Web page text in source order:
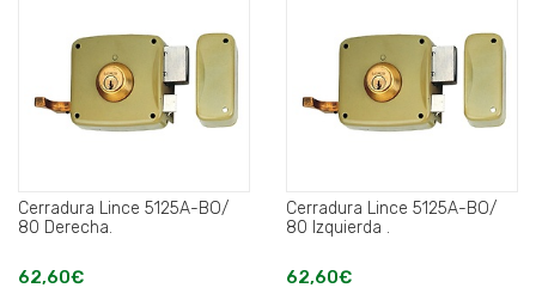
Cerradura Lince 5125A-BO/
80 Derecha.
62,60€
Cerradura Lince 5125A-BO/
80 Izquierda .
62,60€